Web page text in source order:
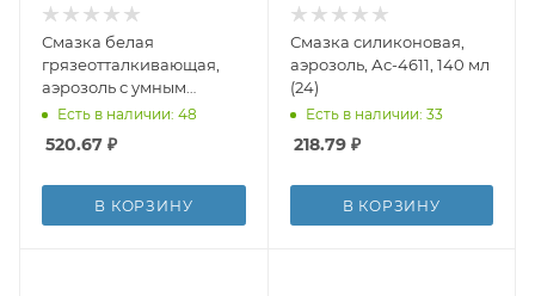
Смазка белая
грязеотталкивающая,
аэрозоль с умным
распылителем, SN4525,
Есть в наличии: 48
520.67 ₽
В КОРЗИНУ
Смазка силиконовая,
аэрозоль, Ас-4611, 140 мл
(24)
Есть в наличии: 33
218.79₽
В КОРЗИНУ